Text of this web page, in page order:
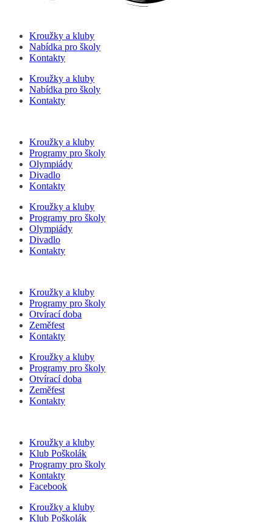
Kroužky a kluby
Nabídka pro školy
Kontakty
Kroužky a kluby
Nabídka pro školy
Kontakty
Kroužky a kluby
Programy pro školy
Olympiády
Divadlo
Kontakty
Kroužky a kluby
Programy pro školy
Olympiády
Divadlo
Kontakty
Kroužky a kluby
Programy pro školy
Otvírací doba
Zeměfest
Kontakty
Kroužky a kluby
Programy pro školy
Otvírací doba
Zeměfest
Kontakty
Kroužky a kluby
Klub Poškolák
Programy pro školy
Kontakty
Facebook
Kroužky a kluby
Klub Poškolák